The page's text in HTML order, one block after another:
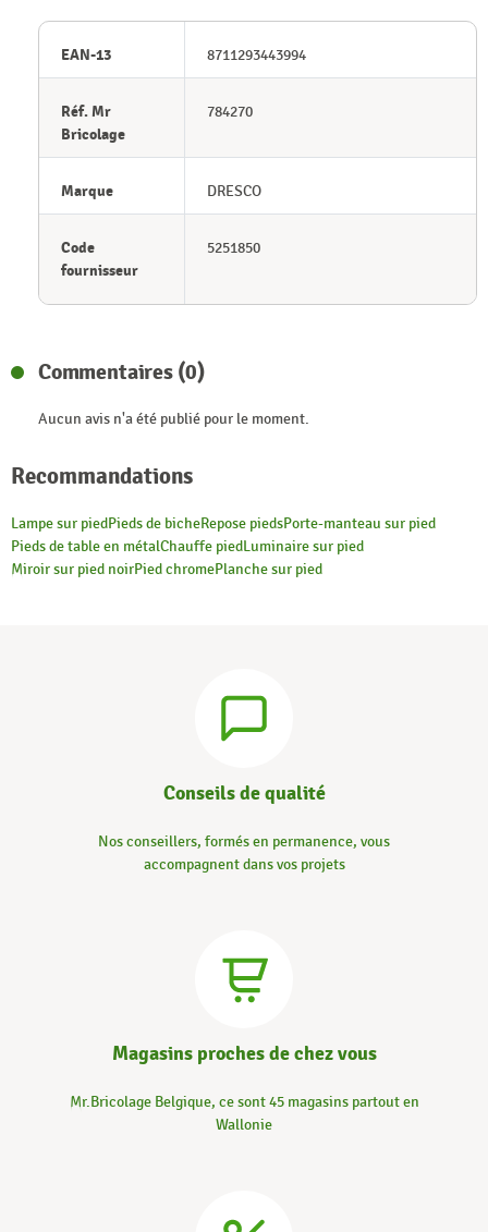
EAN-13 8711293443994
Réf. Mr
Bricolage
784270
Marque DRESCO
Code
fournisseur
5251850
Commentaires (0)
Aucun avis n'a été publié pour le moment.
Recommandations
Lampe sur piedPieds de bicheRepose piedsPorte-manteau sur pied
Pieds de table en métalChauffe piedLuminaire sur pied
Miroir sur pied noirPied chromePlanche sur pied
Conseils de qualité
Nos conseillers, formés en permanence, vous
accompagnent dans vos projets
Magasins proches de chez vous
Mr.Bricolage Belgique, ce sont 45 magasins partout en
Wallonie